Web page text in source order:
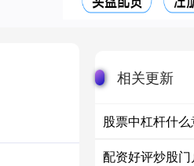
相关更新
股票中杠杆什